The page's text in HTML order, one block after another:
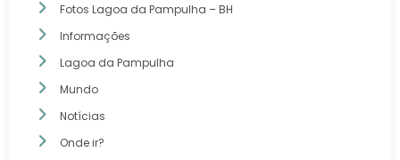
Fotos Lagoa da Pampulha – BH
Informações
Lagoa da Pampulha
Mundo
Notícias
Onde ir?